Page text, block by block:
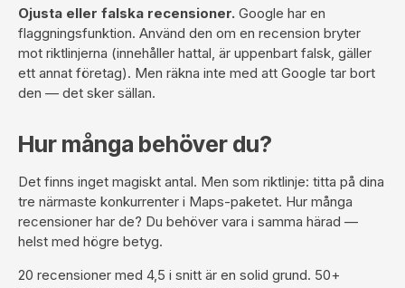
Ojusta eller falska recensioner. Google har en
flaggningsfunktion. Använd den om en recension bryter
mot riktlinjerna (innehåller hattal, är uppenbart falsk, gäller
ett annat företag). Men räkna inte med att Google tar bort
den — det sker sällan.
Hur många behöver du?
Det finns inget magiskt antal. Men som riktlinje: titta på dina
tre närmaste konkurrenter i Maps-paketet. Hur många
recensioner har de? Du behöver vara i samma härad —
helst med högre betyg.
20 recensioner med 4,5 i snitt är en solid grund. 50+